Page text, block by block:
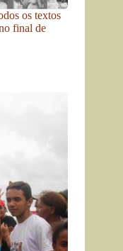
os textos
final de